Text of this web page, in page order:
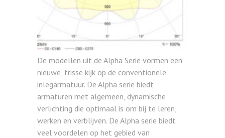
De modellen uit de Alpha Serie vormen een
nieuwe, frisse kijk op de conventionele
inlegarmatuur. De Alpha serie biedt
armaturen met algemeen, dynamische
verlichting die optimaal is om bij te leren,
werken en verblijven. De Alpha serie biedt
veel voordelen op het gebied van